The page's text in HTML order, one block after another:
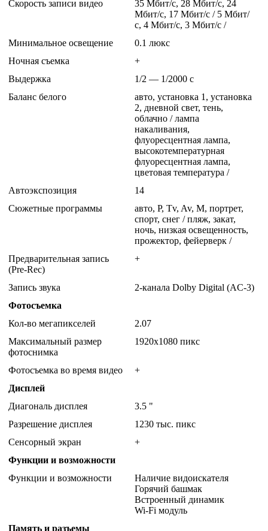
Скорость записи видео
35 Мбит/с, 28 Мбит/с, 24
Мбит/с, 17 Мбит/с / 5 Мбит/
с, 4 Мбит/с, 3 Мбит/с /
Минимальное освещение
0.1 люкс
Ночная съемка
+
Выдержка
1/2 — 1/2000 с
Баланс белого
авто, установка 1, установка
2, дневной свет, тень,
облачно / лампа
накаливания,
флуоресцентная лампа,
высокотемпературная
флуоресцентная лампа,
цветовая температура /
Автоэкспозиция
14
Сюжетные программы
авто, P, Tv, Av, M, портрет,
спорт, снег / пляж, закат,
ночь, низкая освещенность,
прожектор, фейерверк /
Предварительная запись
(Pre-Rec)
+
Запись звука
2-канала Dolby Digital (AC-3)
Фотосъемка
Кол-во мегапикселей
2.07
Максимальный размер
фотоснимка
1920x1080 пикс
Фотосъемка во время видео
+
Дисплей
Диагональ дисплея
3.5 "
Разрешение дисплея
1230 тыс. пикс
Сенсорный экран
+
Функции и возможности
Функции и возможности
Наличие видоискателя
Горячий башмак
Встроенный динамик
Wi-Fi модуль
Память и разъемы